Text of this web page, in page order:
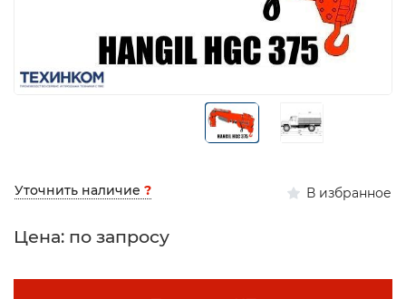
Уточнить наличие ? В избранное
Цена: по запросу